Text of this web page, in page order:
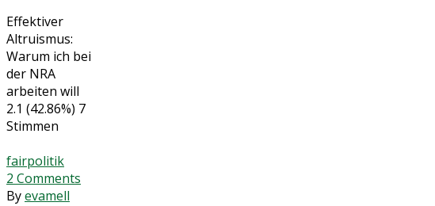
Effektiver
Altruismus:
Warum ich bei
der NRA
arbeiten will
2.1 (42.86%) 7
Stimmen
fairpolitik
2 Comments
Byevamell